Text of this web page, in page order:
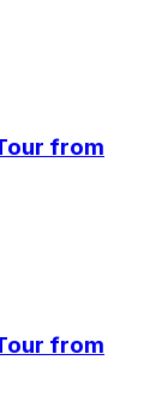
from
from